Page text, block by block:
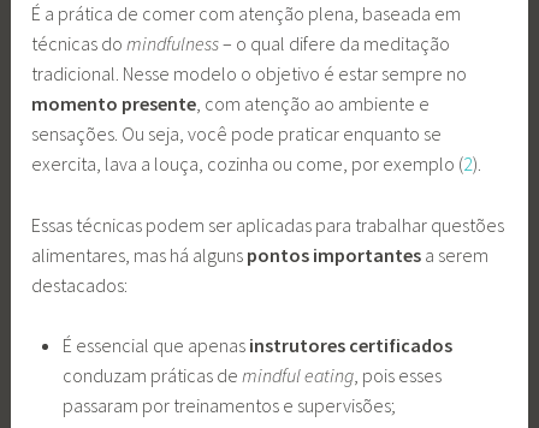
É a prática de comer com atenção plena, baseada em
técnicas domindfulness– o qual difere da meditação
tradicional. Nesse modelo o objetivo é estar sempre no
momento presente, com atenção ao ambiente e
sensações. Ou seja, você pode praticar enquanto se
exercita, lava a louça, cozinha ou come, por exemplo (2).
Essas técnicas podem ser aplicadas para trabalhar questões
alimentares, mas há alguns pontos importantes a serem
destacados:
É essencial que apenasinstrutores certificados
conduzam práticas de mindful eating, pois esses
passaram por treinamentos e supervisões;